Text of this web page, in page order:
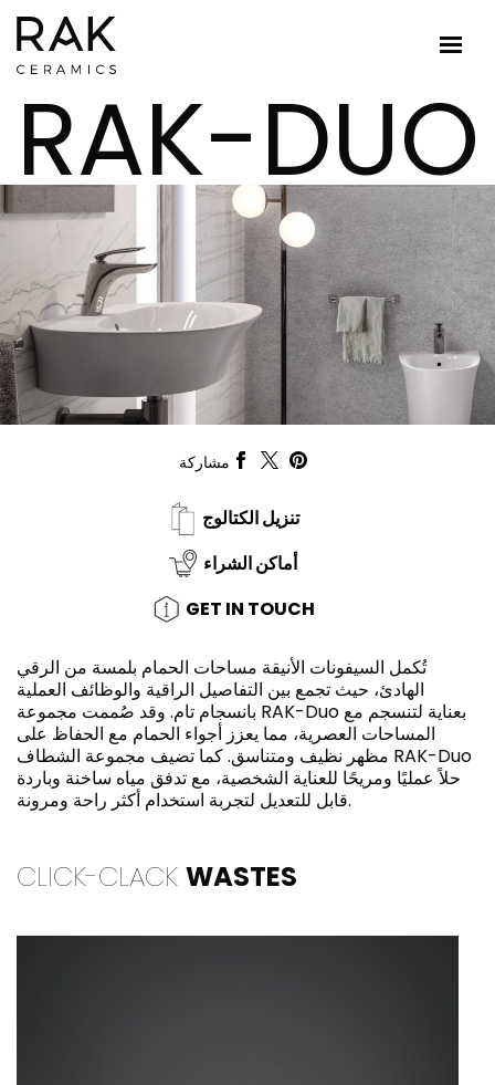
RAK-DUO
مشاركة
تنزيل الكتالوج
أماكن الشراء
GET IN TOUCH
تُكمل السيفونات الأنيقة مساحات الحمام بلمسة من الرقي
الهادئ، حيث تجمع بين التفاصيل الراقية والوظائف العملية
بانسجام تام. وقد صُممت مجموعة RAK-Duo بعناية لتنسجم مع
المساحات العصرية، مما يعزز أجواء الحمام مع الحفاظ على
مظهر نظيف ومتناسق. كما تضيف مجموعة الشطاف RAK-Duo
حلاً عمليًا ومريحًا للعناية الشخصية، مع تدفق مياه ساخنة وباردة
قابل للتعديل لتجربة استخدام أكثر راحة ومرونة.
CLICK-CLACK WASTES